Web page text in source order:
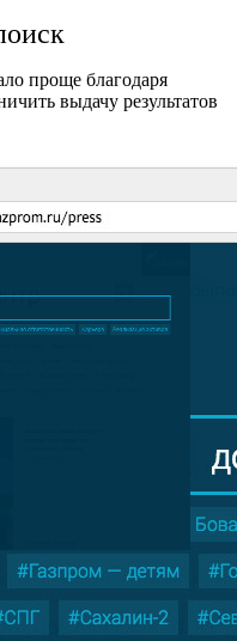
проще благодаря
выдачу результатов